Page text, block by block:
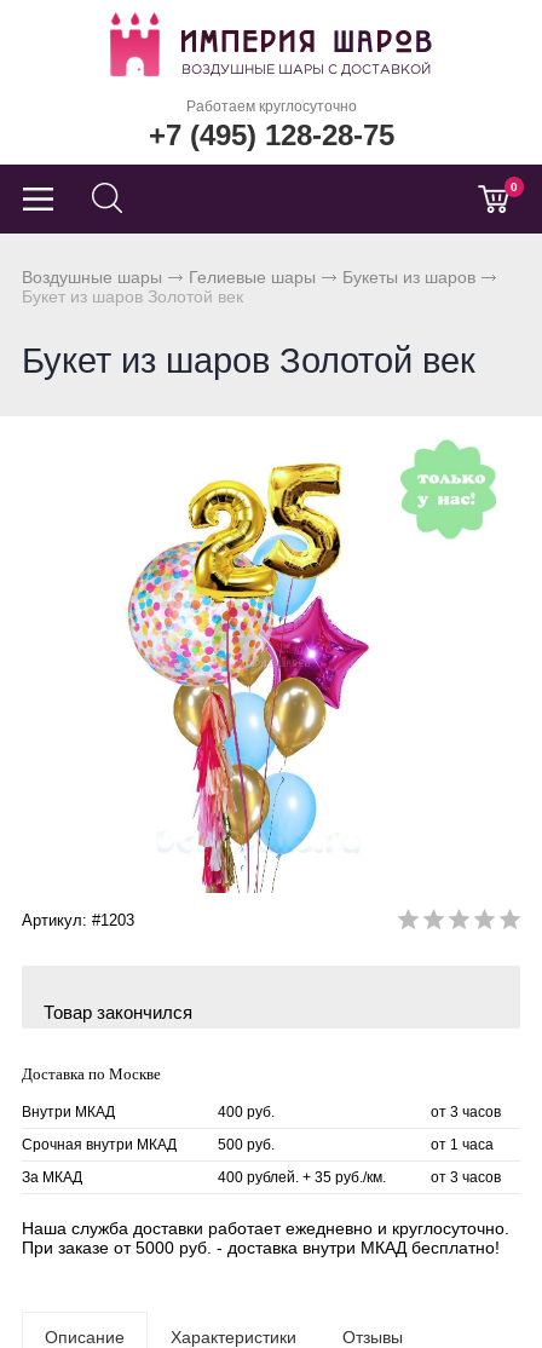
Работаем круглосуточно
+7 (495) 128-28-75
0
Воздушные шары Гелиевые шары
Букеты из шаров
Букет из шаров Золотой век
Букет из шаров Золотой век
Артикул: #1203
Товар закончился
Доставка по Москве
Внутри МКАД 400 руб.
от 3 часов
Срочная внутри МКАД
500 руб.
от 1 часа
За МКАД
400 рублей. + 35 руб./км. от 3 часов
Наша служба доставки работает ежедневно и круглосуточно.
При заказе от 5000 руб. - доставка внутри МКАД бесплатно!
Описание Характеристики Отзывы